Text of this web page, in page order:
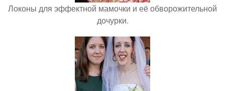
Локоны для эффектной мамочки и её обворожительной
дочурки.